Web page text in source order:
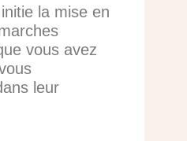
la mise en
vous avez
leur